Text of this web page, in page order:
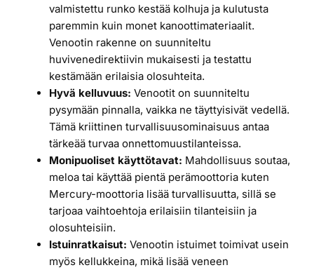
valmistettu runko kestää kolhuja ja kulutusta
paremmin kuin monet kanoottimateriaalit.
Venootin rakenne on suunniteltu
huvivenedirektiivin mukaisesti ja testattu
kestämään erilaisia olosuhteita.
Hyvä kelluvuus: Venootit on suunniteltu
pysymään pinnalla, vaikka ne täyttyisivät vedellä.
Tämä kriittinen turvallisuusominaisuus antaa
tärkeää turvaa onnettomuustilanteissa.
Monipuoliset käyttötavat: Mahdollisuus soutaa,
meloa tai käyttää pientä perämoottoria kuten
Mercury-moottoria lisää turvallisuutta, sillä se
tarjoaa vaihtoehtoja erilaisiin tilanteisiin ja
olosuhteisiin.
Istuinratkaisut: Venootin istuimet toimivat usein
myös kellukkeina, mikä lisää veneen